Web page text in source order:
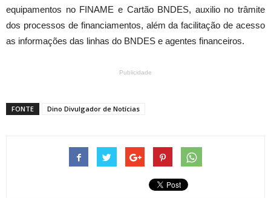
equipamentos no FINAME e Cartão BNDES, auxilio no trâmite
dos processos de financiamentos, além da facilitação de acesso
as informações das linhas do BNDES e agentes financeiros.
Publicidade
FONTE Dino Divulgador de Notícias